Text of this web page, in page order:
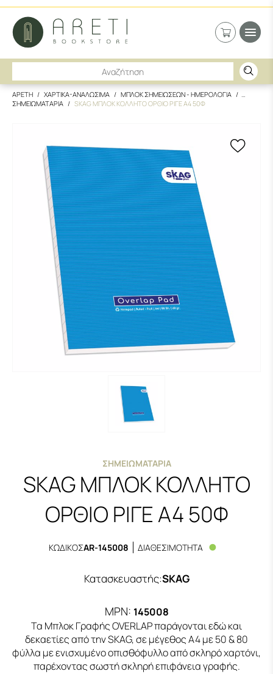
ΑΡΕΤΗ ΧΑΡΤΙΚΑ-ΑΝΑΛΩΣΙΜΑ
ΜΠΛΟΚ ΣΗΜΕΙΩΣΕΩΝ - ΗΜΕΡΟΛΟΓΙΑ
ΣΗΜΕΙΩΜΑΤΑΡΙΑ
SKAG ΜΠΛΟΚ ΚΟΛΛΗΤΟ ΟΡΘΙΟ ΡΙΓΕ Α4 50Φ
ΣΗΜΕΙΩΜΑΤΆΡΙΑ
SKAG ΜΠΛΟΚ ΚΟΛΛΗΤΟ
ΟΡΘΙΟ ΡΙΓΕ Α4 50Φ
ΚΩΔΙΚΟΣAR-145008 ΔΙΑΘΕΣΙΜΟΤΗΤΑ
Κατασκευαστής:SKAG
MPN: 145008
Τα Μπλοκ Γραφής OVERLAP παράγονται εδώ και
δεκαετίες από την SKAG, σε μέγεθος Α4 με 50 & 80
φύλλα με ενισχυμένο οπισθόφυλλο από σκληρό χαρτόνι,
παρέχοντας σωστή σκληρή επιφάνεια γραφής.